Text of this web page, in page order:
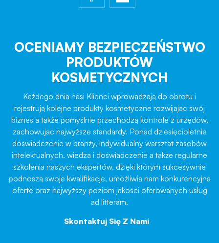
OCENIAMY BEZPIECZEŃSTWO
PRODUKTÓW
KOSMETYCZNYCH
Każdego dnia nasi Klienci wprowadzają do obrotu i
rejestrują kolejne produkty kosmetyczne rozwijając swój
biznes a także pomyślnie przechodzą kontrole z urzędów,
zachowując najwyższe standardy. Ponad dziesięcioletnie
doświadczenie w branży, indywidualny warsztat zasobów
intelektualnych, wiedza i doświadczenie a także regularne
szkolenia naszych ekspertów, dzięki którym sukcesywnie
podnoszą swoje kwalifikacje, umożliwia nam konkurencyjną
ofertę oraz najwyższy poziom jakości oferowanych usług
ad litteram.
Skontaktuj Się Z Nami